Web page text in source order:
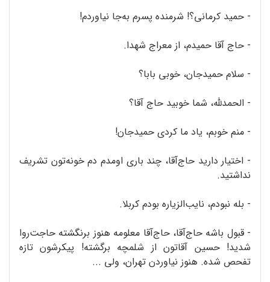
- حمید کرمانی؟! شرمنده پسرم به‌جا نیاوردم!
- حاج آقا حمیدم، از معراج شهدا.
- سلام حمیدجان، خوبی بابا؟
- الحمدلله، شما خوبید حاج آقا؟
- منم خوبم، یاد ما کردی حمیدجان!
- اختیار دارید حاج‌آقا، چند باری اومدم دم خونه‌تون تشریف
نداشتید.
- بله نبودم، نایب‌الزیاره بودم کربلا.
- قبول باشه حاج‌آقا، حاج‌آقا معلومه هنوز برنگشته حاجت‌روا
شدید! حسین آقاتون از شلمچه برگشته! پیکرشون تازه
تفحص شده. هنوز نیاوردن تهران، ولی ...